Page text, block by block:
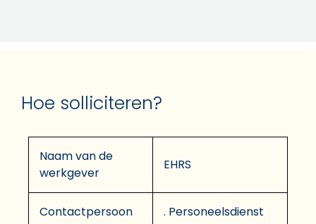
Hoe solliciteren?
Naam van de
werkgever
EHRS
Contactpersoon . Personeelsdienst